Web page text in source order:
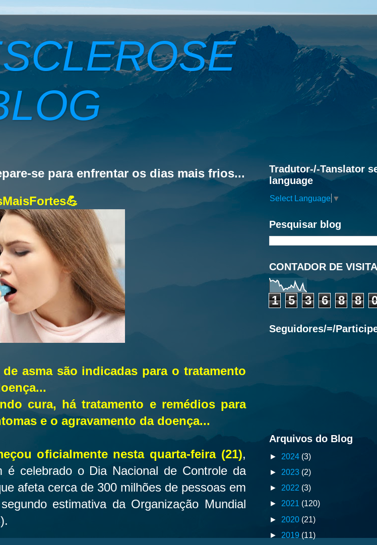
se para enfrentar os dias mais frios...
asma são indicadas para o tratamento
cura, há tratamento e remédios para
e o agravamento da doença...
oficialmente nesta quarta-feira (21),
é celebrado o Dia Nacional de Controle da
afeta cerca de 300 milhões de pessoas em
estimativa da Organização Mundial
Tradutor-/-Tanslator
language
Select Language ▼
Pesquisar blog
CONTADOR DE
1 5 3 6 8 8
Seguidores/=/
Arquivos do Blog
► 2024 (3)
► 2023 (2)
► 2022 (3)
► 2021 (120)
► 2020 (21)
► 2019 (11)